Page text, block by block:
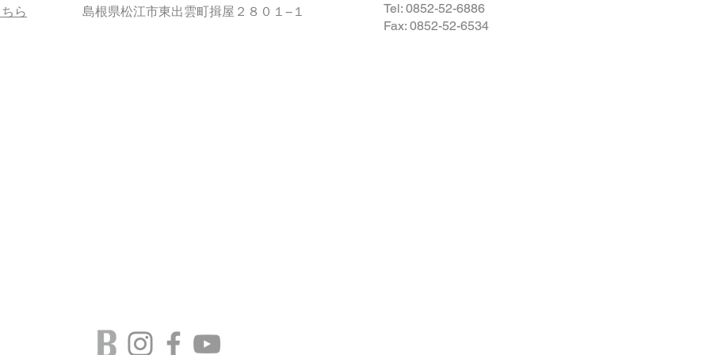
ら 島根県松江市東出雲町揖屋２８０１−１ Tel: 0852-52-6886
Fax: 0852-52-6534